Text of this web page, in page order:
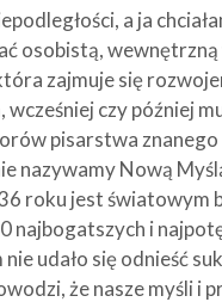
a ja
osobistą,
zajmuje się
czy później
pisarstwa
nazywamy Nową
roku jest światowym
najbogatszych i
udało się odnieść
że nasze myśli i